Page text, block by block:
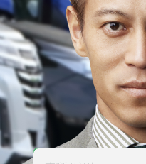
査定
定いたします